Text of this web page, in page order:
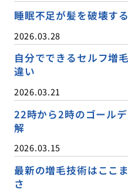
睡眠不足が髪を破壊す
2026.03.28
自分でできるセルフ増
違い
2026.03.21
22時から2時のゴール
解
2026.03.15
最新の増毛技術はここ
さ